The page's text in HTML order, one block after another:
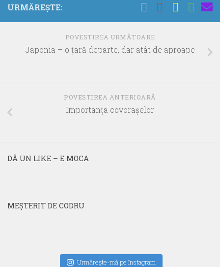
URMĂREȘTE:
POVESTIREA URMĂTOARE
Japonia – o ţară departe, dar atât de aproape
POVESTIREA ANTERIOARĂ
Importanţa covoraşelor
DĂ UN LIKE – E MOCA
MEŞTERIT DE CODRU
Urmăreşte-mă pe Instagram